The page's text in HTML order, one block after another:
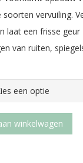
soorten vervuiling.
laat een frisse geur
van ruiten,
winkelwagen